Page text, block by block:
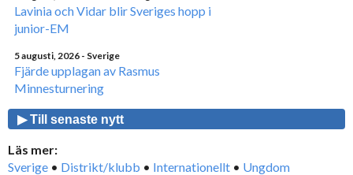
Lavinia och Vidar blir Sveriges hopp i
junior-EM
5 augusti, 2026 - Sverige
Fjärde upplagan av Rasmus
Minnesturnering
▶ Till senaste nytt
Läs mer:
Sverige • Distrikt/klubb • Internationellt • Ungdom